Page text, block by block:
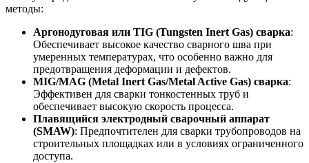
методы:
Аргонодуговая или TIG (Tungsten Inert Gas) сварка:
Обеспечивает высокое качество сварного шва при
умеренных температурах, что особенно важно для
предотвращения деформации и дефектов.
MIG/MAG (Metal Inert Gas/Metal Active Gas) сварка:
Эффективен для сварки тонкостенных труб и
обеспечивает высокую скорость процесса.
Плавящийся электродный сварочный аппарат
(SMAW): Предпочтителен для сварки трубопроводов на
строительных площадках или в условиях ограниченного
доступа.